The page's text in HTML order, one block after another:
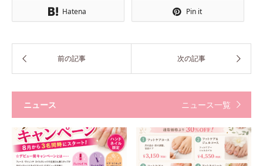
Hatena Pin it
ニュース ニュース一覧